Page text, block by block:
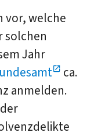
vor, welche
solchen
Jahr
ca.
anmelden.